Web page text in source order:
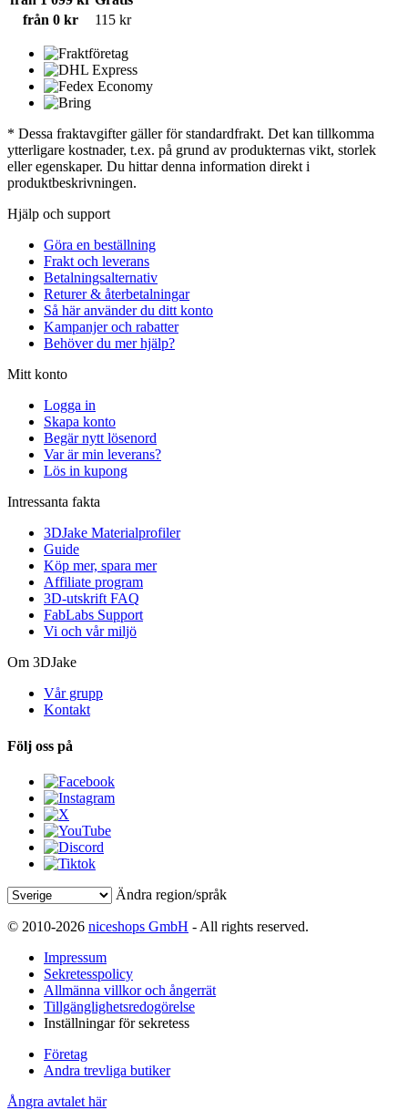
från 0 kr
115 kr
* Dessa fraktavgifter gäller för standardfrakt. Det kan tillkomma
ytterligare kostnader, t.ex. på grund av produkternas vikt, storlek
eller egenskaper. Du hittar denna information direkt i
produktbeskrivningen.
Hjälp och support
Göra en beställning
Frakt och leverans
Betalningsalternativ
Returer & återbetalningar
Så här använder du ditt konto
Kampanjer och rabatter
Behöver du mer hjälp?
Mitt konto
Logga in
Skapa konto
Begär nytt lösenord
Var är min leverans?
Lös in kupong
Intressanta fakta
3DJake Materialprofiler
Guide
Köp mer, spara mer
Affiliate program
3D-utskrift FAQ
FabLabs Support
Vi och vår miljö
Om 3DJake
Vår grupp
Kontakt
Följ oss på
Ändra region/språk
© 2010-2026 niceshops GmbH - All rights reserved.
Impressum
Sekretesspolicy
Allmänna villkor och ångerrät
Tillgänglighetsredogörelse
Inställningar för sekretess
Företag
Andra trevliga butiker
Ångra avtalet här